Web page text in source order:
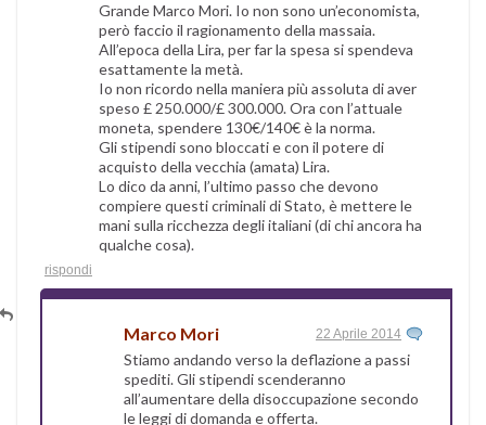
Grande Marco Mori. Io non sono un’economista,
però faccio il ragionamento della massaia.
All’epoca della Lira, per far la spesa si spendeva
esattamente la metà.
Io non ricordo nella maniera più assoluta di aver
speso £ 250.000/£ 300.000. Ora con l’attuale
moneta, spendere 130€/140€ è la norma.
Gli stipendi sono bloccati e con il potere di
acquisto della vecchia (amata) Lira.
Lo dico da anni, l’ultimo passo che devono
compiere questi criminali di Stato, è mettere le
mani sulla ricchezza degli italiani (di chi ancora ha
qualche cosa).
rispondi
Marco Mori 22 Aprile 2014
Stiamo andando verso la deflazione a passi
spediti. Gli stipendi scenderanno
all’aumentare della disoccupazione secondo
le leggi di domanda e offerta.